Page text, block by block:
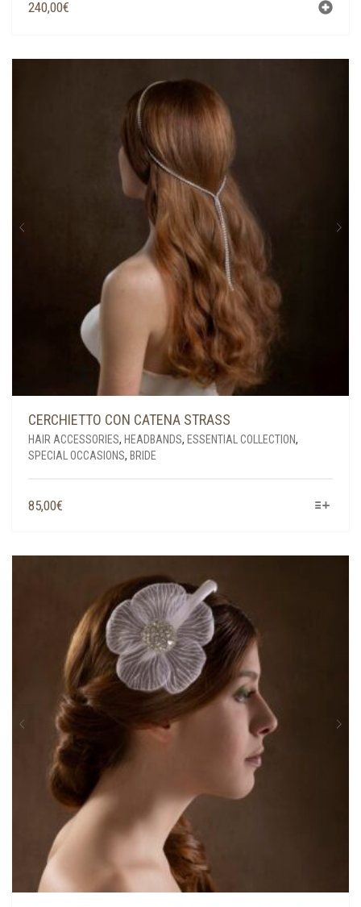
240,00€
CERCHIETTO CON CATENA STRASS
HAIR ACCESSORIES, HEADBANDS, ESSENTIAL COLLECTION,
SPECIAL OCCASIONS, BRIDE
85,00€
MULTIPLE
OPTIONS
MAY
BE
CHOSEN
ON
THE
PRODUCT
PAGE